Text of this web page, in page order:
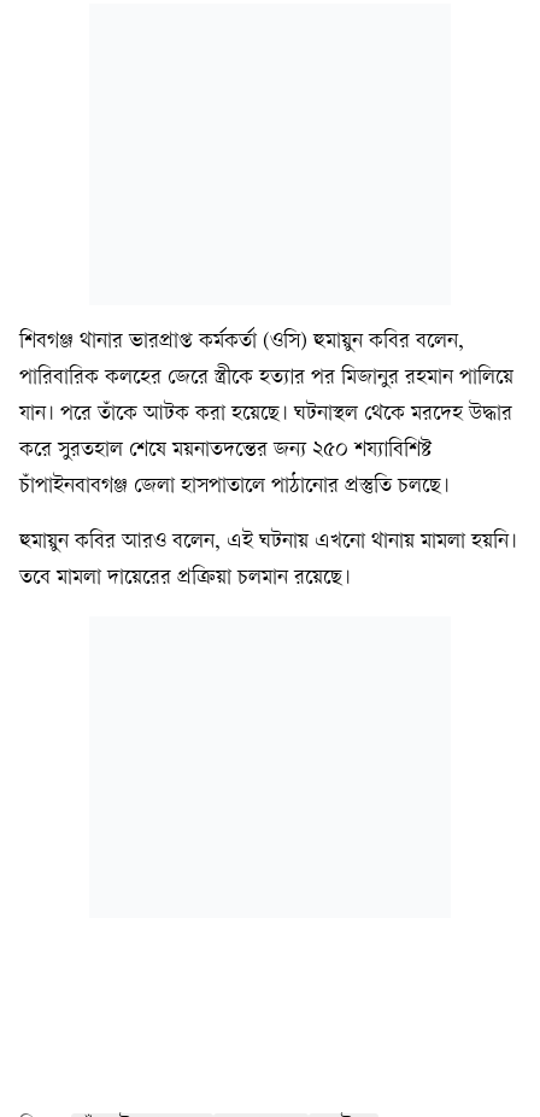
শিবগঞ্জ থানার ভারপ্রাপ্ত কর্মকর্তা (ওসি) হুমায়ুন কবির বলেন,
পারিবারিক কলহের জেরে স্ত্রীকে হত্যার পর মিজানুর রহমান পালিয়ে
যান। পরে তাঁকে আটক করা হয়েছে। ঘটনাস্থল থেকে মরদেহ উদ্ধার
করে সুরতহাল শেষে ময়নাতদন্তের জন্য ২৫০ শয্যাবিশিষ্ট
চাঁপাইনবাবগঞ্জ জেলা হাসপাতালে পাঠানোর প্রস্তুতি চলছে।
হুমায়ুন কবির আরও বলেন, এই ঘটনায় এখনো থানায় মামলা হয়নি।
তবে মামলা দায়েরের প্রক্রিয়া চলমান রয়েছে।